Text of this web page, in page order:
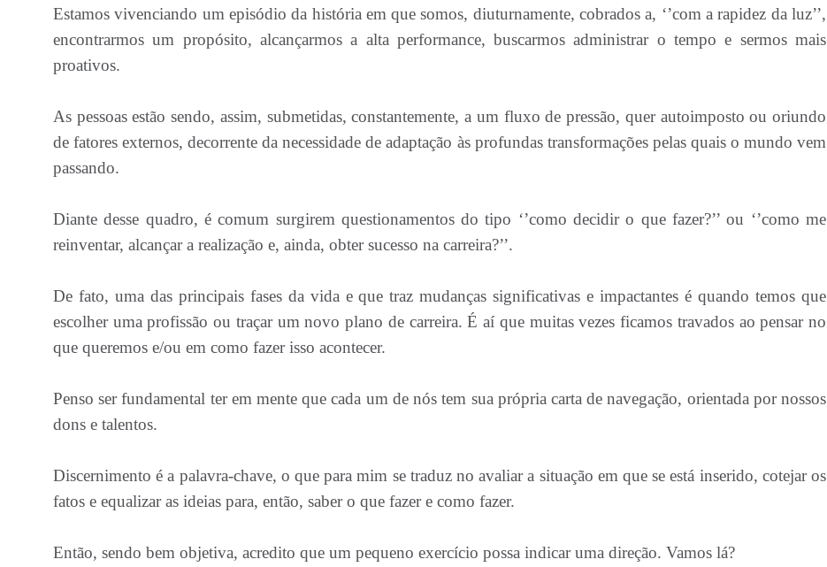
Estamos vivenciando um episódio da história em que somos, diuturnamente, cobrados a, ‘’com a rapidez da luz’’,
encontrarmos um propósito, alcançarmos a alta performance, buscarmos administrar o tempo e sermos mais
proativos.
As pessoas estão sendo, assim, submetidas, constantemente, a um fluxo de pressão, quer autoimposto ou oriundo
de fatores externos, decorrente da necessidade de adaptação às profundas transformações pelas quais o mundo vem
passando.
Diante desse quadro, é comum surgirem questionamentos do tipo ‘’como decidir o que fazer?’’ ou ‘’como me
reinventar, alcançar a realização e, ainda, obter sucesso na carreira?’’.
De fato, uma das principais fases da vida e que traz mudanças significativas e impactantes é quando temos que
escolher uma profissão ou traçar um novo plano de carreira. É aí que muitas vezes ficamos travados ao pensar no
que queremos e/ou em como fazer isso acontecer.
Penso ser fundamental ter em mente que cada um de nós tem sua própria carta de navegação, orientada por nossos
dons e talentos.
Discernimento é a palavra-chave, o que para mim se traduz no avaliar a situação em que se está inserido, cotejar os
fatos e equalizar as ideias para, então, saber o que fazer e como fazer.
Então, sendo bem objetiva, acredito que um pequeno exercício possa indicar uma direção. Vamos lá?